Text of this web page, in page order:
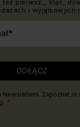
też pierwsz_, któr_
i wyjątkowych
DOŁĄCZ
Zapoznał_m
.